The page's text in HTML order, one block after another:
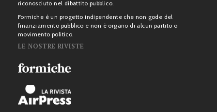
riconosciuto nel dibattito pubblico.
Formiche è un progetto indipendente che non gode del
finanziamento pubblico e non è organo di alcun partito o
movimento politico.
LE NOSTRE RIVISTE